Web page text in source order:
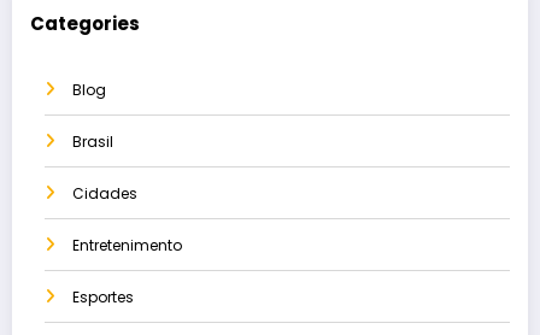
Categories
Blog
Brasil
Cidades
Entretenimento
Esportes